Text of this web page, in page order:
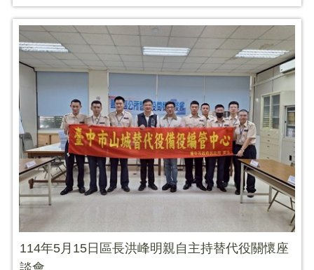
114年5月15日區長洪峰明親自主持替代役關懷座